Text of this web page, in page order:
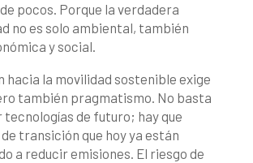
pocos. Porque la verdadera
no es solo ambiental, también
y social.
hacia la movilidad sostenible exige
también pragmatismo. No basta
tecnologías de futuro; hay que
transición que hoy ya están
a reducir emisiones. El riesgo de